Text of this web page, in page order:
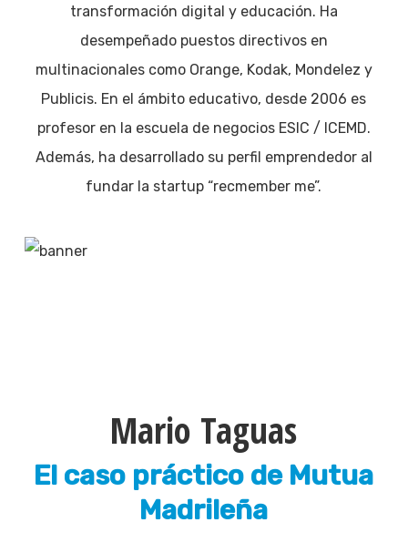
transformación digital y educación. Ha
desempeñado puestos directivos en
multinacionales como Orange, Kodak, Mondelez y
Publicis. En el ámbito educativo, desde 2006 es
profesor en la escuela de negocios ESIC / ICEMD.
Además, ha desarrollado su perfil emprendedor al
fundar la startup “recmember me”.
Mario Taguas
El caso práctico de Mutua
Madrileña